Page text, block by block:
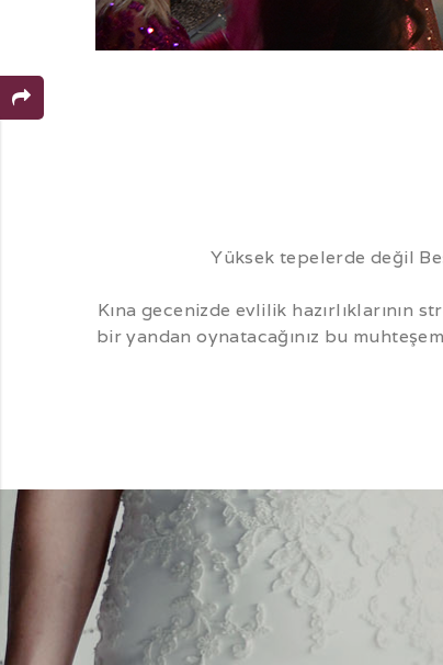
Yüksek tepelerde değil
Kına gecenizde evlilik hazırlıklarının
bir yandan oynatacağınız bu